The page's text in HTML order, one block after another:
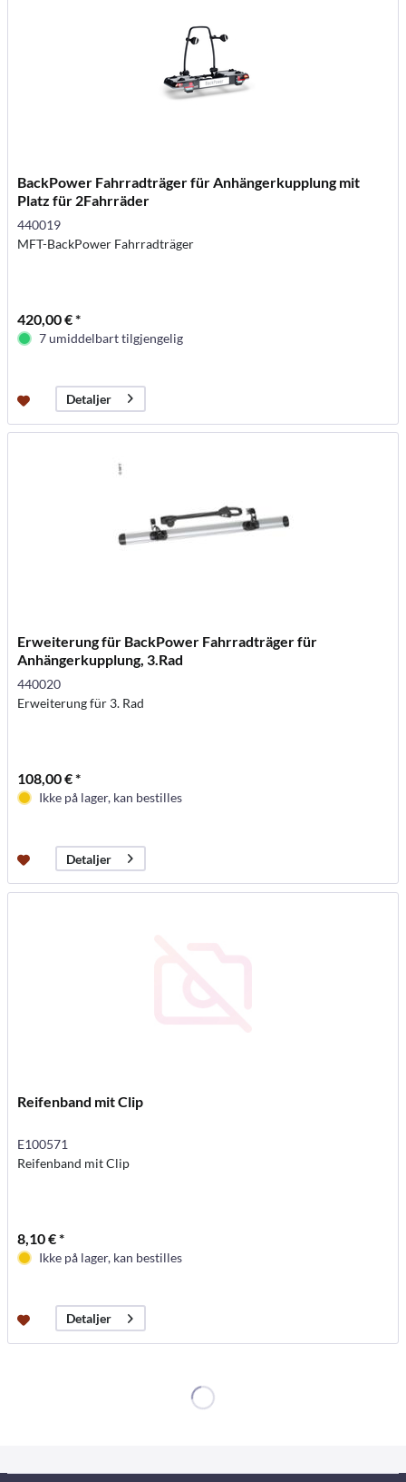
BackPower Fahrradträger für Anhängerkupplung mit
Platz für 2Fahrräder
440019
MFT-BackPower Fahrradträger
420,00 € *
7 umiddelbart tilgjengelig
Detaljer
Erweiterung für BackPower Fahrradträger für
Anhängerkupplung, 3.Rad
440020
Erweiterung für 3. Rad
108,00 € *
Ikke på lager, kan bestilles
Detaljer
Reifenband mit Clip
E100571
Reifenband mit Clip
8,10 € *
Ikke på lager, kan bestilles
Detaljer